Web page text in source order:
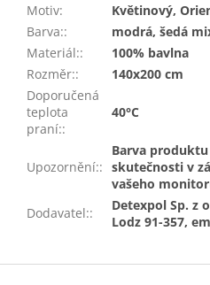
Motiv:
Květinový,
Barva::
modrá, šedá
Materiál::
100% bavlna
Rozměr::
140x200 cm
Doporučená
teplota
praní::
40°C
Upozornění::
Barva
skutečnosti v
vašeho
Dodavatel::
Detexpol Sp. z
Lodz 91-357,
Z